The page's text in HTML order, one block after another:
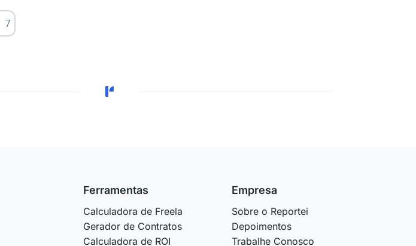
7
Ferramentas
Calculadora de Freela
Gerador de Contratos
Calculadora de ROI
Empresa
Sobre o Reportei
Depoimentos
Trabalhe Conosco